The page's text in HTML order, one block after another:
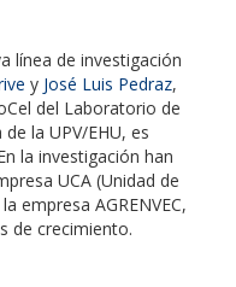
línea de investigación
y José Luis Pedraz,
del Laboratorio de
la UPV/EHU, es
la investigación han
UCA (Unidad de
empresa AGRENVEC,
de crecimiento.